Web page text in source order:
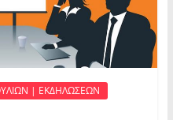
| ΕΚΔΗΛΩΣΕΩΝ